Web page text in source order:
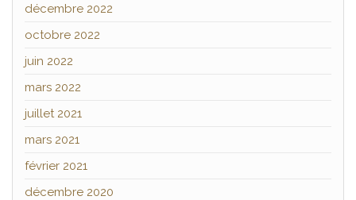
décembre 2022
octobre 2022
juin 2022
mars 2022
juillet 2021
mars 2021
février 2021
décembre 2020